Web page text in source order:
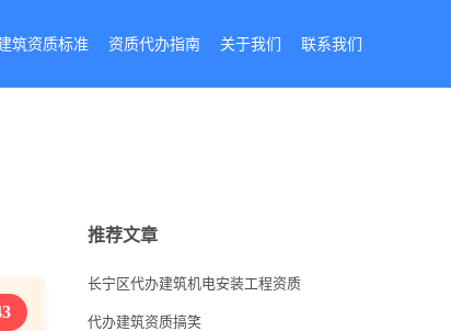
筑资质标准 资质代办指南 关于我们 联系我们
推荐文章
长宁区代办建筑机电安装工程资质
代办建筑资质搞笑